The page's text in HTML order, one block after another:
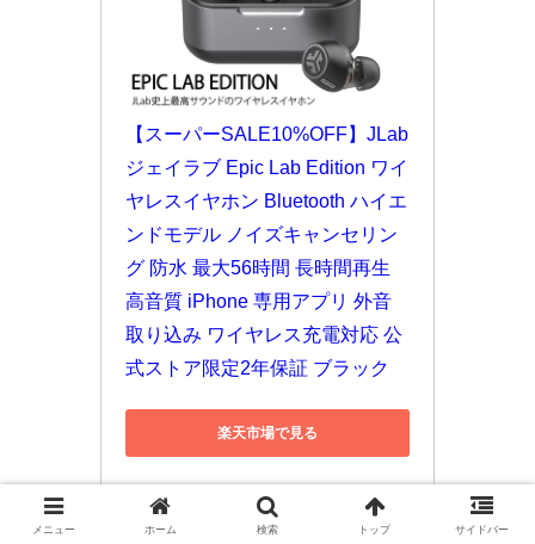
【スーパーSALE10%OFF】JLab
ジェイラブ Epic Lab Edition ワイ
ヤレスイヤホン Bluetooth ハイエ
ンドモデル ノイズキャンセリン
グ 防水 最大56時間 長時間再生
高音質 iPhone 専用アプリ 外音
取り込み ワイヤレス充電対応 公
式ストア限定2年保証 ブラック
楽天市場で見る
メニュー ホーム 検索 トップ サイドバー